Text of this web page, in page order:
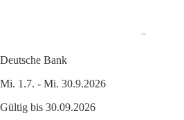
Deutsche Bank
Mi. 1.7. - Mi. 30.9.2026
Gültig bis 30.09.2026